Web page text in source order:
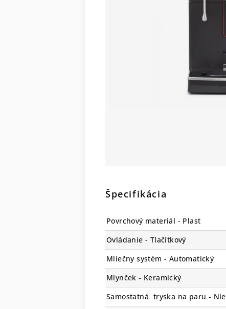
Špecifikácia
Povrchový materiál - Plast
Ovládanie - Tlačítkový
Mliečny systém - Automatický
Mlynček - Keramický
Samostatná tryska na paru - Nie